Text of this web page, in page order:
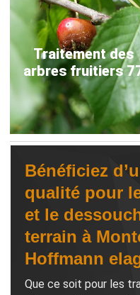
Traitement des
arbres fruitiers
Bénéficiez
qualité pour
et le
terrain à
Hoffmann
Que ce soit pour les